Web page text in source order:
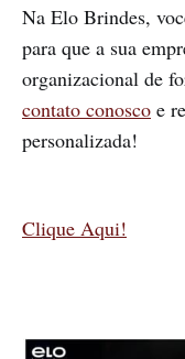
Na Elo Brindes,
para que a sua
organizacional de
contato conosco e
personalizada!
Clique Aqui!